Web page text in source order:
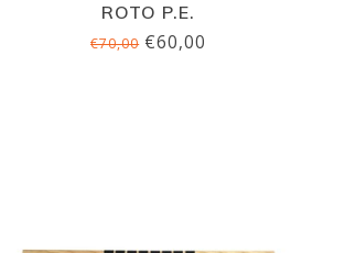
ROTO P.E.
€70,00€60,00